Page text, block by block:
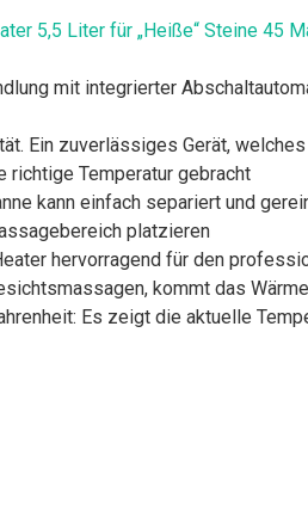
5,5 Liter für „Heiße“ Steine 45
mit integrierter
Ein zuverlässiges Gerät,
richtige Temperatur gebracht
kann einfach separiert und
platzieren
hervorragend für den
kommt das
Es zeigt die aktuelle